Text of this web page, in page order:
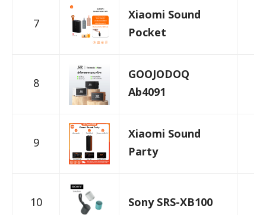
7
Xiaomi Sound
Pocket
8
GOOJODOQ
Ab4091
9
Xiaomi Sound
Party
10 Sony SRS-XB100